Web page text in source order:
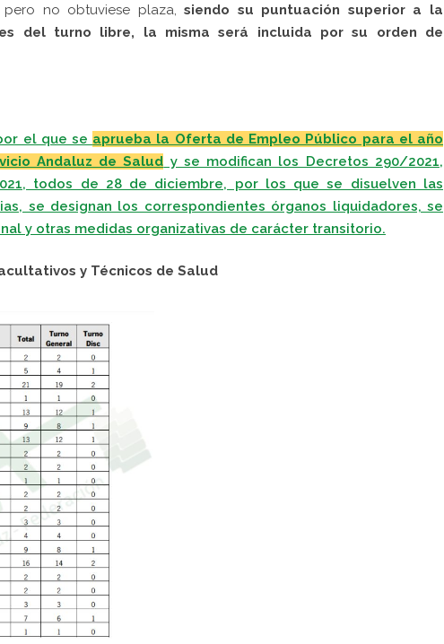
pero no obtuviese plaza,siendo su puntuación superior a la
del turno libre, la misma será incluida por su orden de
el que se aprueba la Oferta de Empleo Público para el año
Andaluz de Salud y se modifican los Decretos 290/2021,
todos de 28 de diciembre, por los que se disuelven las
se designan los correspondientes órganos liquidadores, se
y otras medidas organizativas de carácter transitorio.
y Técnicos de Salud